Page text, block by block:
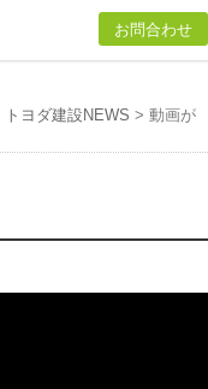
お問合わせ
トヨダ建設NEWS > 動画が